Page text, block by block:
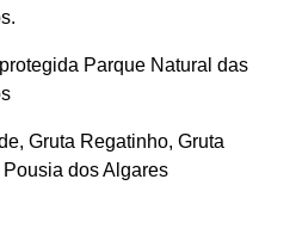
Parque Natural das
Gruta Regatinho, Gruta
dos Algares